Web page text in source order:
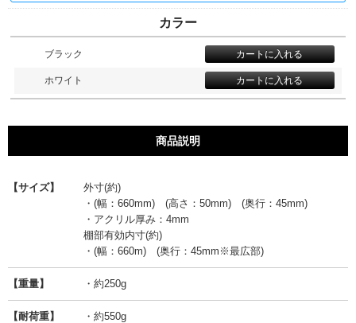
カラー
ブラック
ホワイト
商品説明
【サイズ】
外寸(約)
・(幅：660mm) (高さ：50mm) (奥行：45mm)
・アクリル厚み：4mm
棚部有効内寸(約)
・(幅：660m) (奥行：45mm※最広部)
【重量】 ・約250g
【耐荷重】 ・約550g